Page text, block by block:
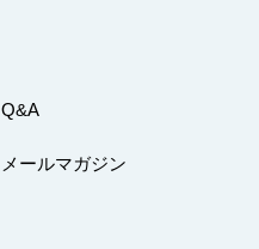
Q&A
メールマガジン